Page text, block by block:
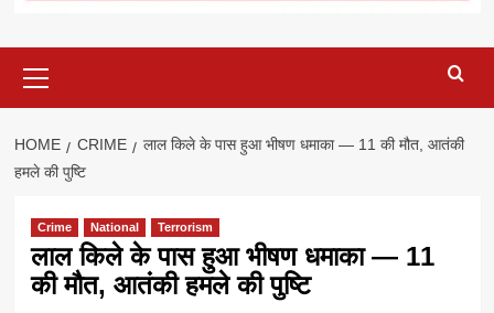
Menu
HOME CRIME
लाल किले के पास हुआ भीषण धमाका — 11 की मौत, आतंकी
हमले की पुष्टि
Crime National Terrorism
लाल किले के पास हुआ भीषण धमाका — 11
की मौत, आतंकी हमले की पुष्टि